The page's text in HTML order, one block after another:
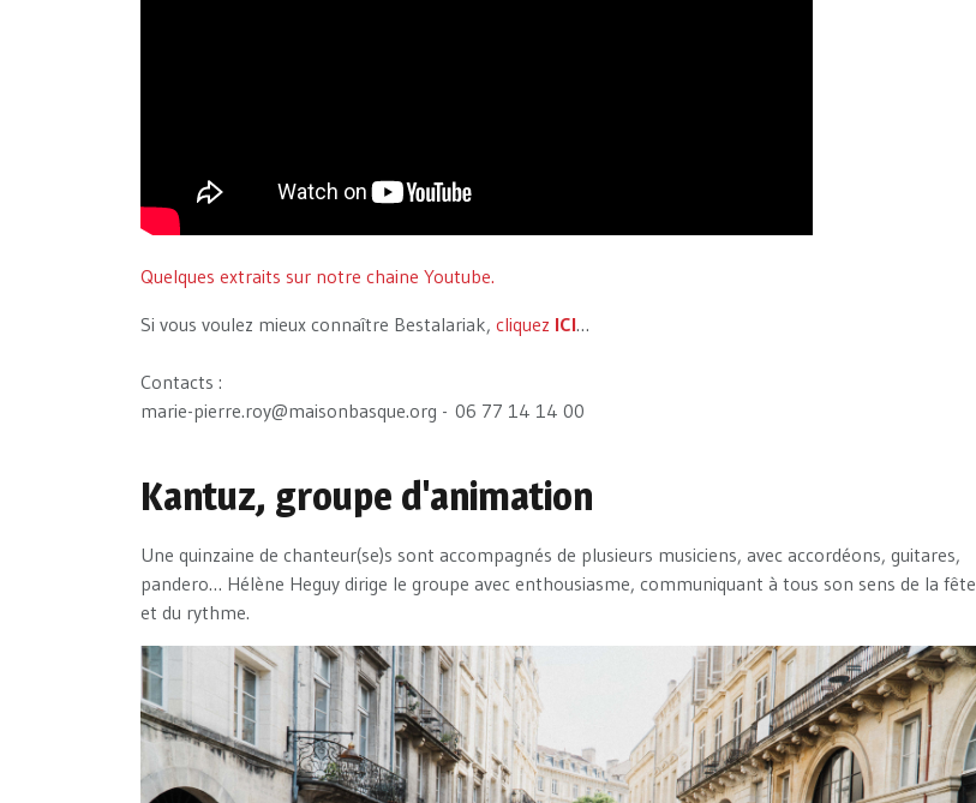
Quelques extraits sur notre chaine Youtube.
Si vous voulez mieux connaître Bestalariak, cliquez ICI…
Contacts :
marie-pierre.roy@maisonbasque.org - 06 77 14 14 00
Kantuz, groupe d'animation
Une quinzaine de chanteur(se)s sont accompagnés de plusieurs musiciens, avec accordéons, guitares,
pandero… Hélène Heguy dirige le groupe avec enthousiasme, communiquant à tous son sens de la fête
et du rythme.